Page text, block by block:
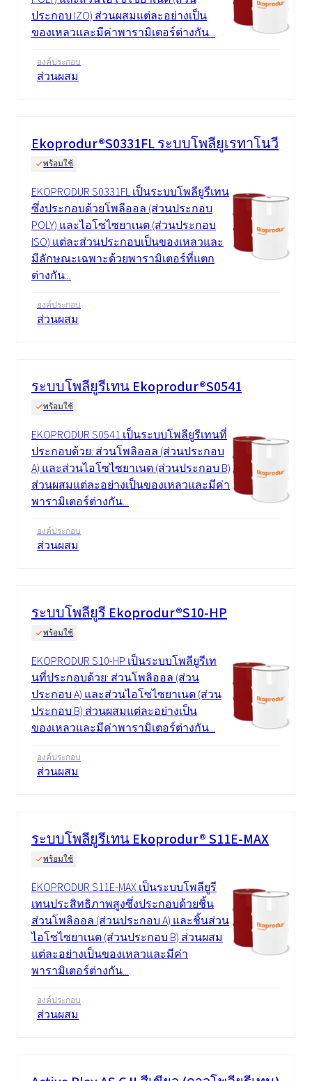
ประกอบ IZO) ส่วนผสมแต่ละอย่างเป็น
ของเหลวและมีค่าพารามิเตอร์ต่างกัน...
องค์ประกอบ
ส่วนผสม
Ekoprodur®S0331FL ระบบโพลียูเรทาโนวี
พร้อมใช้
EKOPRODUR S0331FL เป็นระบบโพลียูรีเทน
ซึ่งประกอบด้วยโพลีออล (ส่วนประกอบ
POLY) และไอโซไซยาเนต (ส่วนประกอบ
ISO) แต่ละส่วนประกอบเป็นของเหลวและ
มีลักษณะเฉพาะด้วยพารามิเตอร์ที่แตก
ต่างกัน...
องค์ประกอบ
ส่วนผสม
ระบบโพลียูรีเทน Ekoprodur®S0541
พร้อมใช้
EKOPRODUR S0541 เป็นระบบโพลียูรีเทนที่
ประกอบด้วย: ส่วนโพลิออล (ส่วนประกอบ
A) และส่วนไอโซไซยาเนต (ส่วนประกอบ B)
ส่วนผสมแต่ละอย่างเป็นของเหลวและมีค่า
พารามิเตอร์ต่างกัน...
องค์ประกอบ
ส่วนผสม
ระบบโพลียูรี Ekoprodur®S10-HP
พร้อมใช้
EKOPRODUR S10-HP เป็นระบบโพลียูรีเท
นที่ประกอบด้วย: ส่วนโพลิออล (ส่วน
ประกอบ A) และส่วนไอโซไซยาเนต (ส่วน
ประกอบ B) ส่วนผสมแต่ละอย่างเป็น
ของเหลวและมีค่าพารามิเตอร์ต่างกัน...
องค์ประกอบ
ส่วนผสม
ระบบโพลียูรีเทน Ekoprodur® S11E-MAX
พร้อมใช้
EKOPRODUR S11E-MAX เป็นระบบโพลียูรี
เทนประสิทธิภาพสูงซึ่งประกอบด้วยชิ้น
ส่วนโพลิออล (ส่วนประกอบ A) และชิ้นส่วน
ไอโซไซยาเนต (ส่วนประกอบ B) ส่วนผสม
แต่ละอย่างเป็นของเหลวและมีค่า
พารามิเตอร์ต่างกัน...
องค์ประกอบ
ส่วนผสม